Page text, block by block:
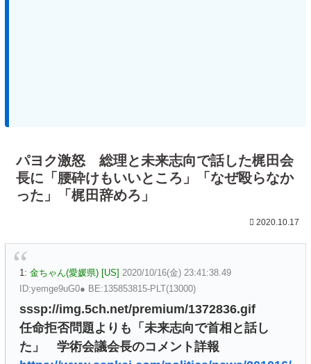
パヨク激怒 総理と未来志向で話した梶田会
長に「腰砕けもいいところ」「なぜ殴らなか
った」「梶田辞めろ」
2020.10.17
1: 金ちゃん(愛媛県) [US] 2020/10/16(金) 23:41:38.49
ID:yemge9uG0● BE:135853815-PLT(13000)
sssp://img.5ch.net/premium/1372836.gif
任命拒否問題よりも「未来志向で首相と話し
た」 学術会議会長のコメント詳報